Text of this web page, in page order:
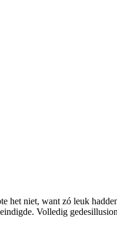
niet, want zó leuk
Volledig